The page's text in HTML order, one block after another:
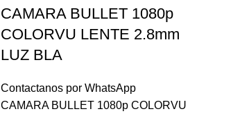
CAMARA BULLET 1080p
COLORVU LENTE 2.8mm
LUZ BLA
Contactanos por WhatsApp
CAMARA BULLET 1080p COLORVU